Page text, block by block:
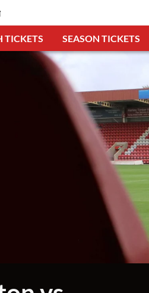
TICKETS SEASON TICKETS